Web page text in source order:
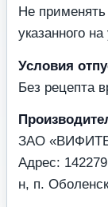
Не применять
указанного на
Условия
Без рецепта
ЗАО
Адрес:
н, п.